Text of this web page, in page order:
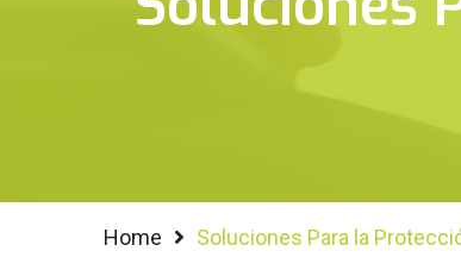
Home Soluciones Para la